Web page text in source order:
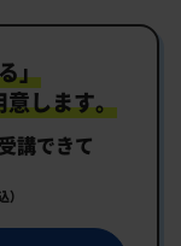
」
意します。
講できて
）